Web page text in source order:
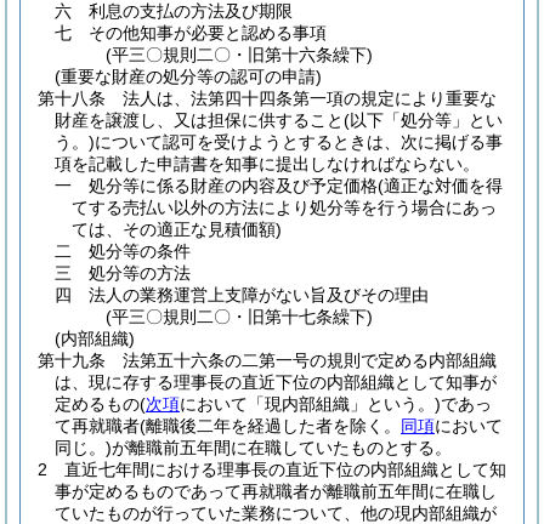
六
利息の支払の方法及び期限
七
その他知事が必要と認める事項
(平三〇規則二〇・旧第十六条繰下)
(重要な財産の処分等の認可の申請)
第十八条
法人は、法第四十四条第一項の規定により重要な
財産を譲渡し、又は担保に供すること(以下「処分等」とい
う。)について認可を受けようとするときは、次に掲げる事
項を記載した申請書を知事に提出しなければならない。
一
処分等に係る財産の内容及び予定価格(適正な対価を得
てする売払い以外の方法により処分等を行う場合にあっ
ては、その適正な見積価額)
二
処分等の条件
三
処分等の方法
四
法人の業務運営上支障がない旨及びその理由
(平三〇規則二〇・旧第十七条繰下)
(内部組織)
第十九条
法第五十六条の二第一号の規則で定める内部組織
は、現に存する理事長の直近下位の内部組織として知事が
定めるもの(次項において「現内部組織」という。)であっ
て再就職者(離職後二年を経過した者を除く。 同項において
同じ。)が離職前五年間に在職していたものとする。
2
直近七年間における理事長の直近下位の内部組織として知
事が定めるものであって再就職者が離職前五年間に在職し
ていたものが行っていた業務について、他の現内部組織が